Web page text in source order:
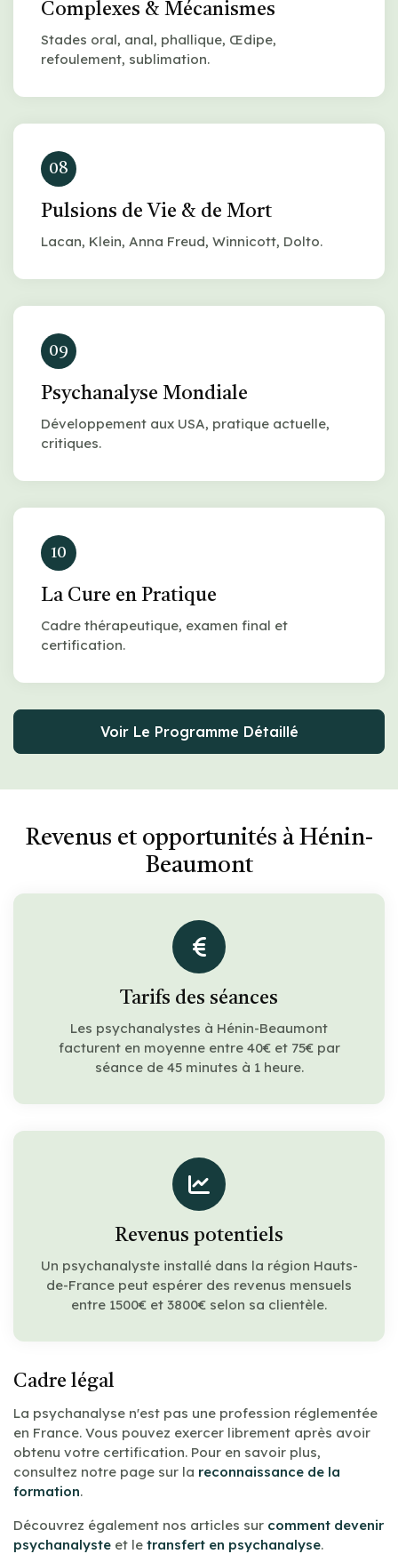
Complexes & Mécanismes
Stades oral, anal, phallique, Œdipe,
refoulement, sublimation.
08
Pulsions de Vie & de Mort
Lacan, Klein, Anna Freud, Winnicott, Dolto.
09
Psychanalyse Mondiale
Développement aux USA, pratique actuelle,
critiques.
10
La Cure en Pratique
Cadre thérapeutique, examen final et
certification.
Voir Le Programme Détaillé
Revenus et opportunités à Hénin-
Beaumont
Tarifs des séances
Les psychanalystes à Hénin-Beaumont
facturent en moyenne entre 40€ et 75€ par
séance de 45 minutes à 1 heure.
Revenus potentiels
Un psychanalyste installé dans la région Hauts-
de-France peut espérer des revenus mensuels
entre 1500€ et 3800€ selon sa clientèle.
Cadre légal
La psychanalyse n'est pas une profession réglementée
en France. Vous pouvez exercer librement après avoir
obtenu votre certification. Pour en savoir plus,
consultez notre page sur la reconnaissance de la
formation.
Découvrez également nos articles sur comment devenir
psychanalyste et le transfert en psychanalyse.